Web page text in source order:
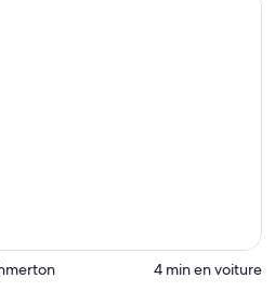
‪4 min en voiture‬